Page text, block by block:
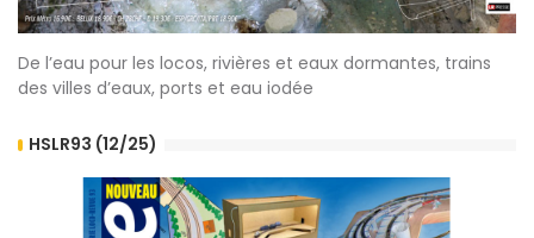
De l’eau pour les locos, rivières et eaux dormantes, trains
des villes d’eaux, ports et eau iodée
HSLR93 (12/25)